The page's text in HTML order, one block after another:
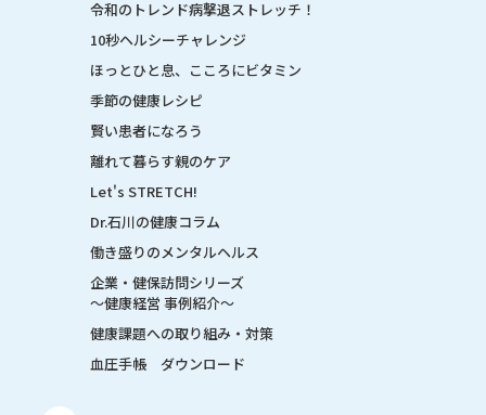
令和のトレンド病撃退ストレッチ！
10秒ヘルシーチャレンジ
ほっとひと息、こころにビタミン
季節の健康レシピ
賢い患者になろう
離れて暮らす親のケア
Let's STRETCH!
Dr.石川の健康コラム
働き盛りのメンタルヘルス
企業・健保訪問シリーズ
～健康経営 事例紹介～
健康課題への取り組み・対策
血圧手帳 ダウンロード